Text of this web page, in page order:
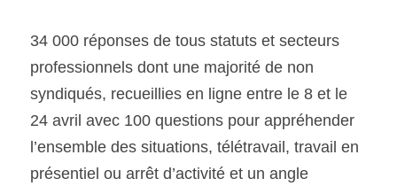
34 000 réponses de tous statuts et secteurs
professionnels dont une majorité de non
syndiqués, recueillies en ligne entre le 8 et le
24 avril avec 100 questions pour appréhender
l’ensemble des situations, télétravail, travail en
présentiel ou arrêt d’activité et un angle